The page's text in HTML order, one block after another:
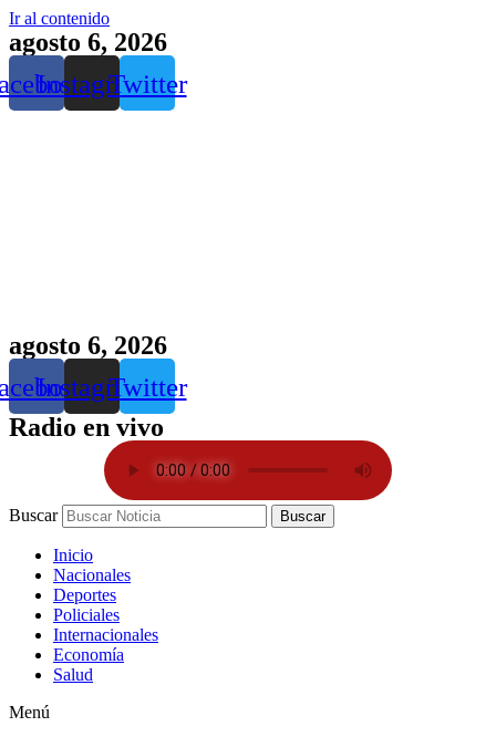
Ir al contenido
agosto 6, 2026
InstagramTwitter
agosto 6, 2026
InstagramTwitter
Radio en vivo
Buscar Buscar
Inicio
Nacionales
Deportes
Policiales
Internacionales
Economía
Salud
Menú